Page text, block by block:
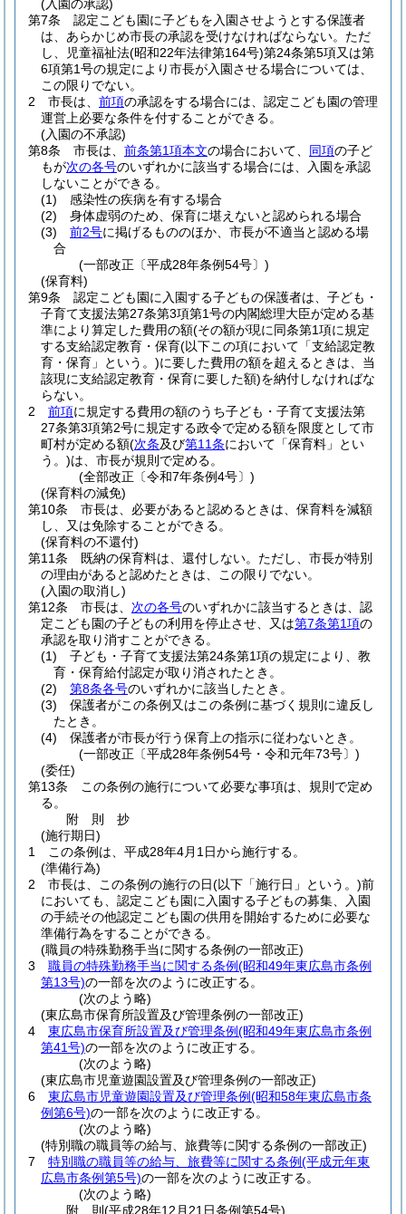
(入園の承認)
第7条
認定こども園に子どもを入園させようとする保護者
は、あらかじめ市長の承認を受けなければならない。 ただ
し、児童福祉法(昭和22年法律第164号)第24条第5項又は第
6項第1号の規定により市長が入園させる場合については、
この限りでない。
2
市長は、 前項の承認をする場合には、認定こども園の管理
運営上必要な条件を付することができる。
(入園の不承認)
第8条
市長は、 前条第1項本文の場合において、 同項の子ど
もが次の各号のいずれかに該当する場合には、入園を承認
しないことができる。
(1)
感染性の疾病を有する場合
(2)
身体虚弱のため、保育に堪えないと認められる場合
(3)
前2号に掲げるもののほか、市長が不適当と認める場
合
(一部改正〔平成28年条例54号〕)
(保育料)
第9条
認定こども園に入園する子どもの保護者は、子ども・
子育て支援法第27条第3項第1号の内閣総理大臣が定める基
準により算定した費用の額(その額が現に同条第1項に規定
する支給認定教育・保育(以下この項において「支給認定教
育・保育」という。)に要した費用の額を超えるときは、当
該現に支給認定教育・保育に要した額)を納付しなければな
らない。
2
前項に規定する費用の額のうち子ども・子育て支援法第
27条第3項第2号に規定する政令で定める額を限度として市
町村が定める額(次条及び第11条において「保育料」とい
う。)は、市長が規則で定める。
(全部改正〔令和7年条例4号〕)
(保育料の減免)
第10条
市長は、必要があると認めるときは、保育料を減額
し、又は免除することができる。
(保育料の不還付)
第11条
既納の保育料は、還付しない。 ただし、市長が特別
の理由があると認めたときは、この限りでない。
(入園の取消し)
第12条
市長は、 次の各号のいずれかに該当するときは、認
定こども園の子どもの利用を停止させ、又は第7条第1項の
承認を取り消すことができる。
(1)
子ども・子育て支援法第24条第1項の規定により、教
育・保育給付認定が取り消されたとき。
(2)
第8条各号のいずれかに該当したとき。
(3)
保護者がこの条例又はこの条例に基づく規則に違反し
たとき。
(4)
保護者が市長が行う保育上の指示に従わないとき。
(一部改正〔平成28年条例54号・令和元年73号〕)
(委任)
第13条
この条例の施行について必要な事項は、規則で定め
る。
附 則
抄
(施行期日)
1
この条例は、平成28年4月1日から施行する。
(準備行為)
2
市長は、この条例の施行の日(以下「施行日」という。)前
においても、認定こども園に入園する子どもの募集、入園
の手続その他認定こども園の供用を開始するために必要な
準備行為をすることができる。
(職員の特殊勤務手当に関する条例の一部改正)
3
職員の特殊勤務手当に関する条例(昭和49年東広島市条例
第13号)の一部を次のように改正する。
(次のよう略)
(東広島市保育所設置及び管理条例の一部改正)
4
東広島市保育所設置及び管理条例(昭和49年東広島市条例
第41号)の一部を次のように改正する。
(次のよう略)
(東広島市児童遊園設置及び管理条例の一部改正)
6
東広島市児童遊園設置及び管理条例(昭和58年東広島市条
例第6号)の一部を次のように改正する。
(次のよう略)
(特別職の職員等の給与、旅費等に関する条例の一部改正)
7
特別職の職員等の給与、旅費等に関する条例(平成元年東
広島市条例第5号)の一部を次のように改正する。
(次のよう略)
附 則(平成28年12月21日条例第54号)